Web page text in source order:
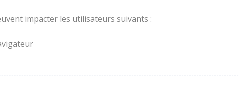
impacter les utilisateurs suivants :